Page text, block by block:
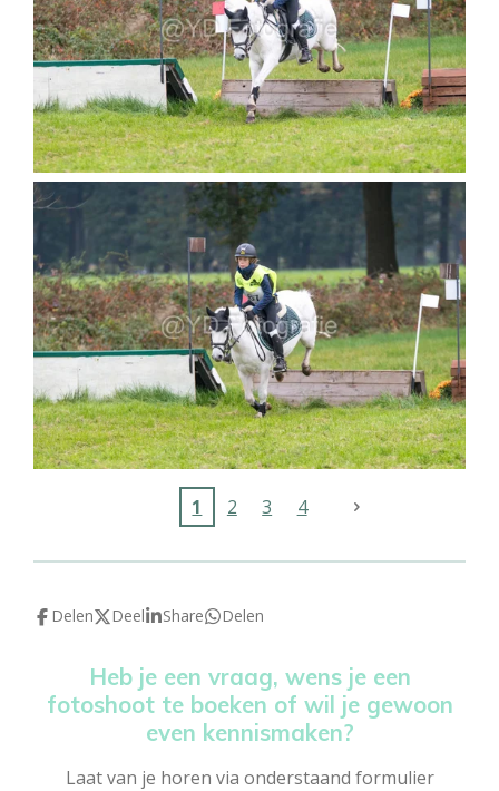
1 2 3 4
Delen Deel Share Delen
Heb je een vraag, wens je een
fotoshoot te boeken of wil je gewoon
even kennismaken?
Laat van je horen via onderstaand formulier